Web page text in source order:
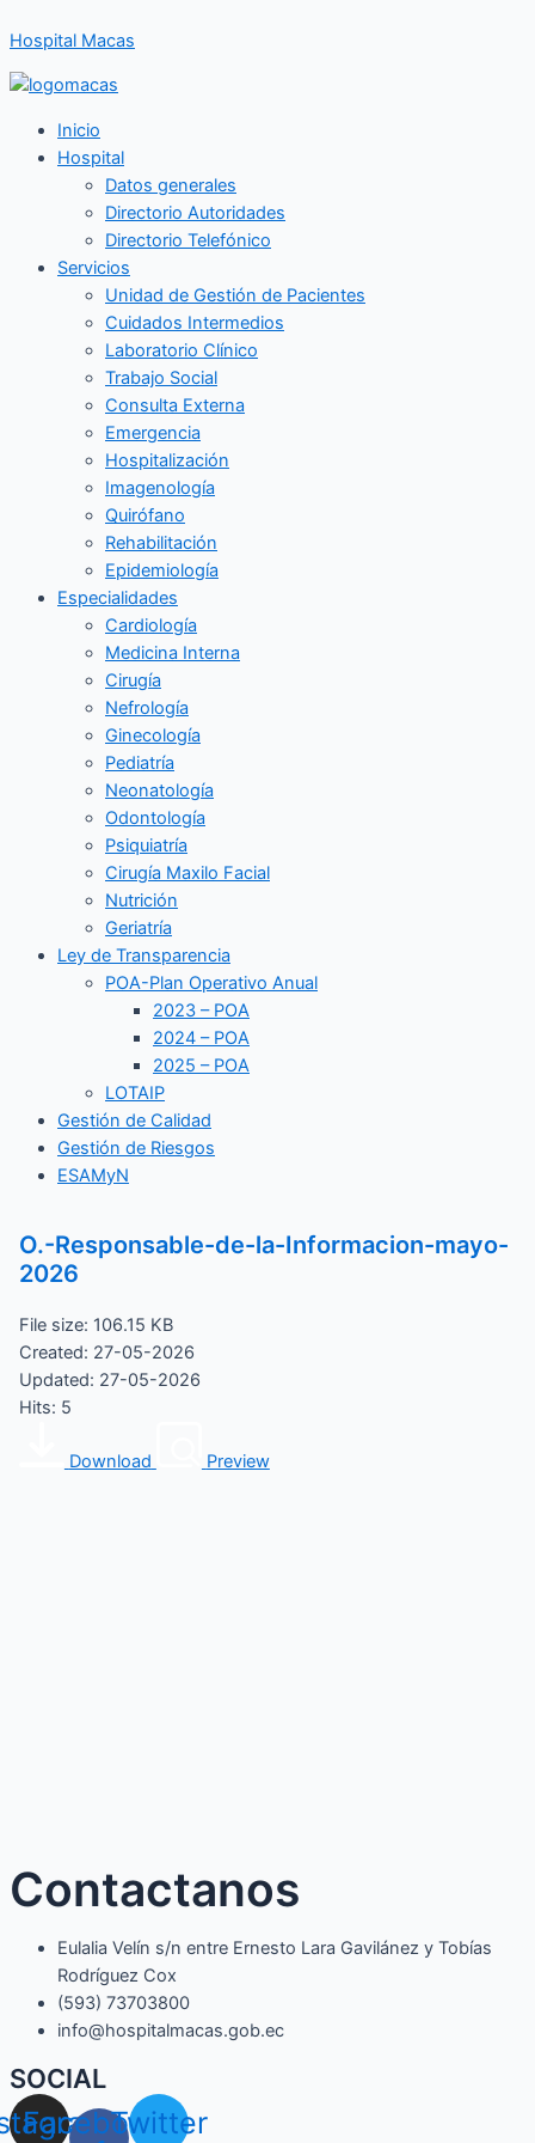
al
contenido
Hospital Macas
Inicio
Hospital
Datos generales
Directorio Autoridades
Directorio Telefónico
Servicios
Unidad de Gestión de Pacientes
Cuidados Intermedios
Laboratorio Clínico
Trabajo Social
Consulta Externa
Emergencia
Hospitalización
Imagenología
Quirófano
Rehabilitación
Epidemiología
Especialidades
Cardiología
Medicina Interna
Cirugía
Nefrología
Ginecología
Pediatría
Neonatología
Odontología
Psiquiatría
Cirugía Maxilo Facial
Nutrición
Geriatría
Ley de Transparencia
POA-Plan Operativo Anual
2023 – POA
2024 – POA
2025 – POA
LOTAIP
Gestión de Calidad
Gestión de Riesgos
ESAMyN
O.-Responsable-de-la-Informacion-mayo-
2026
File size: 106.15 KB
Created: 27-05-2026
Updated: 27-05-2026
Hits: 5
Download Preview
Contactanos
Eulalia Velín s/n entre Ernesto Lara Gavilánez y Tobías
Rodríguez Cox
(593) 73703800​
info@hospitalmacas.gob.ec
SOCIAL
Facebook-
Twitter